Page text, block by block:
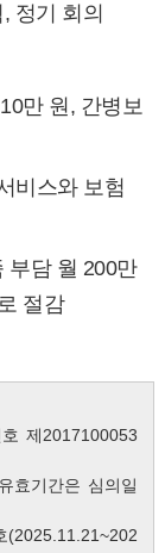
정기 회의
만 원, 간병보
비스와 보험
부담 월 200만
절감
제2017100053
효기간은 심의일
(2025.11.21~202